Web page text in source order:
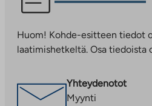
vie
palveluun.
Linkki
uuteen
välilehteen
Huom! Kohde-esitteen tiedot
laatimishetkeltä. Osa tiedoista
Yhteydenotot
Myynti